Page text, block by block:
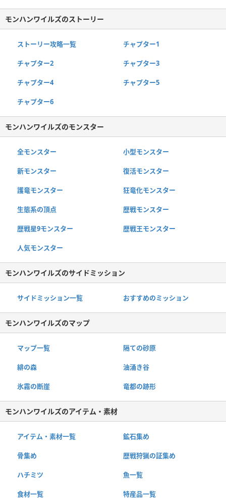
モンハンワイルズのストーリー
ストーリー攻略一覧 チャプター1
チャプター2 チャプター3
チャプター4 チャプター5
チャプター6
モンハンワイルズのモンスター
全モンスター 小型モンスター
新モンスター 復活モンスター
護竜モンスター 狂竜化モンスター
生態系の頂点 歴戦モンスター
歴戦星9モンスター 歴戦王モンスター
人気モンスター
モンハンワイルズのサイドミッション
サイドミッション一覧 おすすめのミッション
モンハンワイルズのマップ
マップ一覧 隔ての砂原
緋の森 油涌き谷
氷霧の断崖 竜都の跡形
モンハンワイルズのアイテム・素材
アイテム・素材一覧 鉱石集め
骨集め 歴戦狩猟の証集め
ハチミツ 魚一覧
食材一覧 特産品一覧